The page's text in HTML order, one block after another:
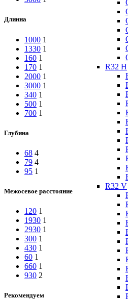
R32 H
R32 V
Длинна
1000 1
1330 1
160 1
170 1
2000 1
3000 1
340 1
500 1
700 1
Глубина
68 4
79 4
95 1
Межосевое расстояние
120 1
1930 1
2930 1
300 1
430 1
60 1
660 1
930 2
Рекомендуем